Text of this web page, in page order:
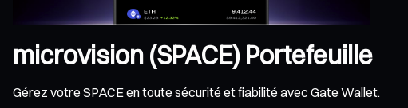
microvision (SPACE) Portefeuille
Gérez votre SPACE en toute sécurité et fiabilité avec Gate Wallet.